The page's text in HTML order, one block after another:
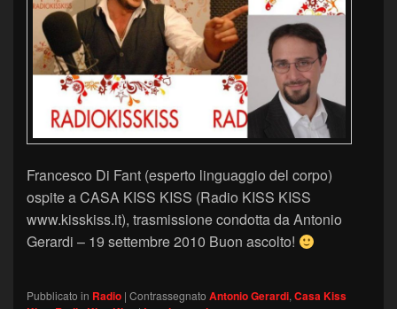
Francesco Di Fant (esperto linguaggio del corpo)
ospite a CASA KISS KISS (Radio KISS KISS
www.kisskiss.it), trasmissione condotta da Antonio
Gerardi – 19 settembre 2010 Buon ascolto!
Pubblicato in Radio | Contrassegnato Antonio Gerardi, Casa Kiss